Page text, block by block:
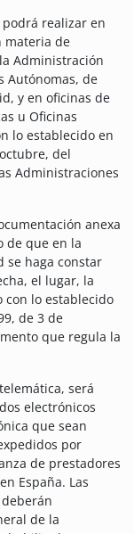
realizar en
materia de
Administración
Autónomas, de
y en oficinas de
u Oficinas
lo establecido en
del
Administraciones
anexa
de que en la
se haga constar
el lugar, la
con lo establecido
de 3 de
que regula la
será
electrónicos
que sean
por
de prestadores
España. Las
de la